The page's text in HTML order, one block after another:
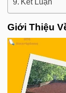
Giới Thiệu